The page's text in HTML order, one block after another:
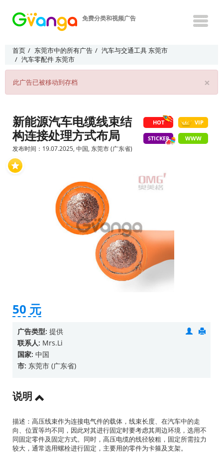
免费分类和视频广告
首页 东莞市中的所有广告
汽车与交通工具 东莞市
汽车零配件 东莞市
×
此广告已被移动到存档
HOT VIP
STICKER WWW
新能源汽车电缆线束结
构连接处理方式布局
发布时间：19.07.2025, 中国, 东莞市 (广东省)
50 元
广告类型: 提供
联系人: Mrs.Li
国家: 中国
市: 东莞市 (广东省)
说明
描述：高压线束作为连接电气件的载体，线束长度、在汽车中的走
向、位置等均不同，因此对其进行固定时要考虑其周边环境，选用不
同固定零件及固定方式。同时，高压电缆的线径较粗，固定所需拉力
较大，通常选用螺栓进行固定，主要用的零件为卡箍及支架。